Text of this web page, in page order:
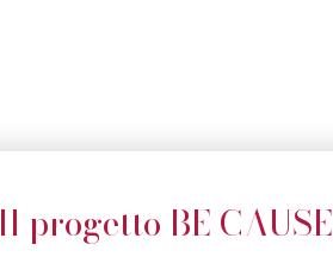
Il progetto BE CAUSE